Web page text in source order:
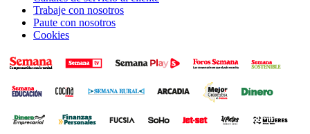
Trabaje con nosotros
Paute con nosotros
Cookies